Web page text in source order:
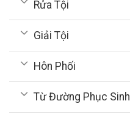
Rửa Tội
Giải Tội
Hôn Phối
Từ Đường Phục Sinh